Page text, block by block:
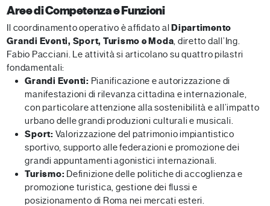
Aree di Competenza e Funzioni
Il coordinamento operativo è affidato al Dipartimento
Grandi Eventi, Sport, Turismo e Moda, diretto dall’Ing.
Fabio Pacciani. Le attività si articolano su quattro pilastri
fondamentali:
Grandi Eventi: Pianificazione e autorizzazione di
manifestazioni di rilevanza cittadina e internazionale,
con particolare attenzione alla sostenibilità e all’impatto
urbano delle grandi produzioni culturali e musicali.
Sport: Valorizzazione del patrimonio impiantistico
sportivo, supporto alle federazioni e promozione dei
grandi appuntamenti agonistici internazionali.
Turismo: Definizione delle politiche di accoglienza e
promozione turistica, gestione dei flussi e
posizionamento di Roma nei mercati esteri.